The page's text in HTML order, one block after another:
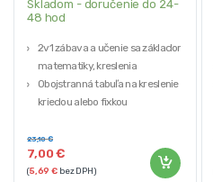
Skladom - doručenie do 24-
48 hod
2v1 zábava a učenie sa základom
matematiky, kreslenia
Obojstranná tabuľa na kreslenie
kriedou alebo fixkou
kriedu + špongiu, magnetické
písmená
Počítadlo, kocky s číslami a
7,00€
23,10€
(5,69€ bez DPH)